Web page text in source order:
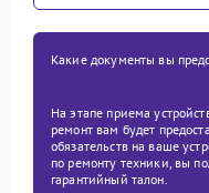
Какие документы вы
На этапе приема
ремонт вам будет
обязательств на ваше
по ремонту техники, вы
гарантийный талон.